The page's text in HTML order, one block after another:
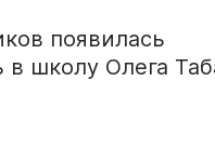
появилась
школу Олега